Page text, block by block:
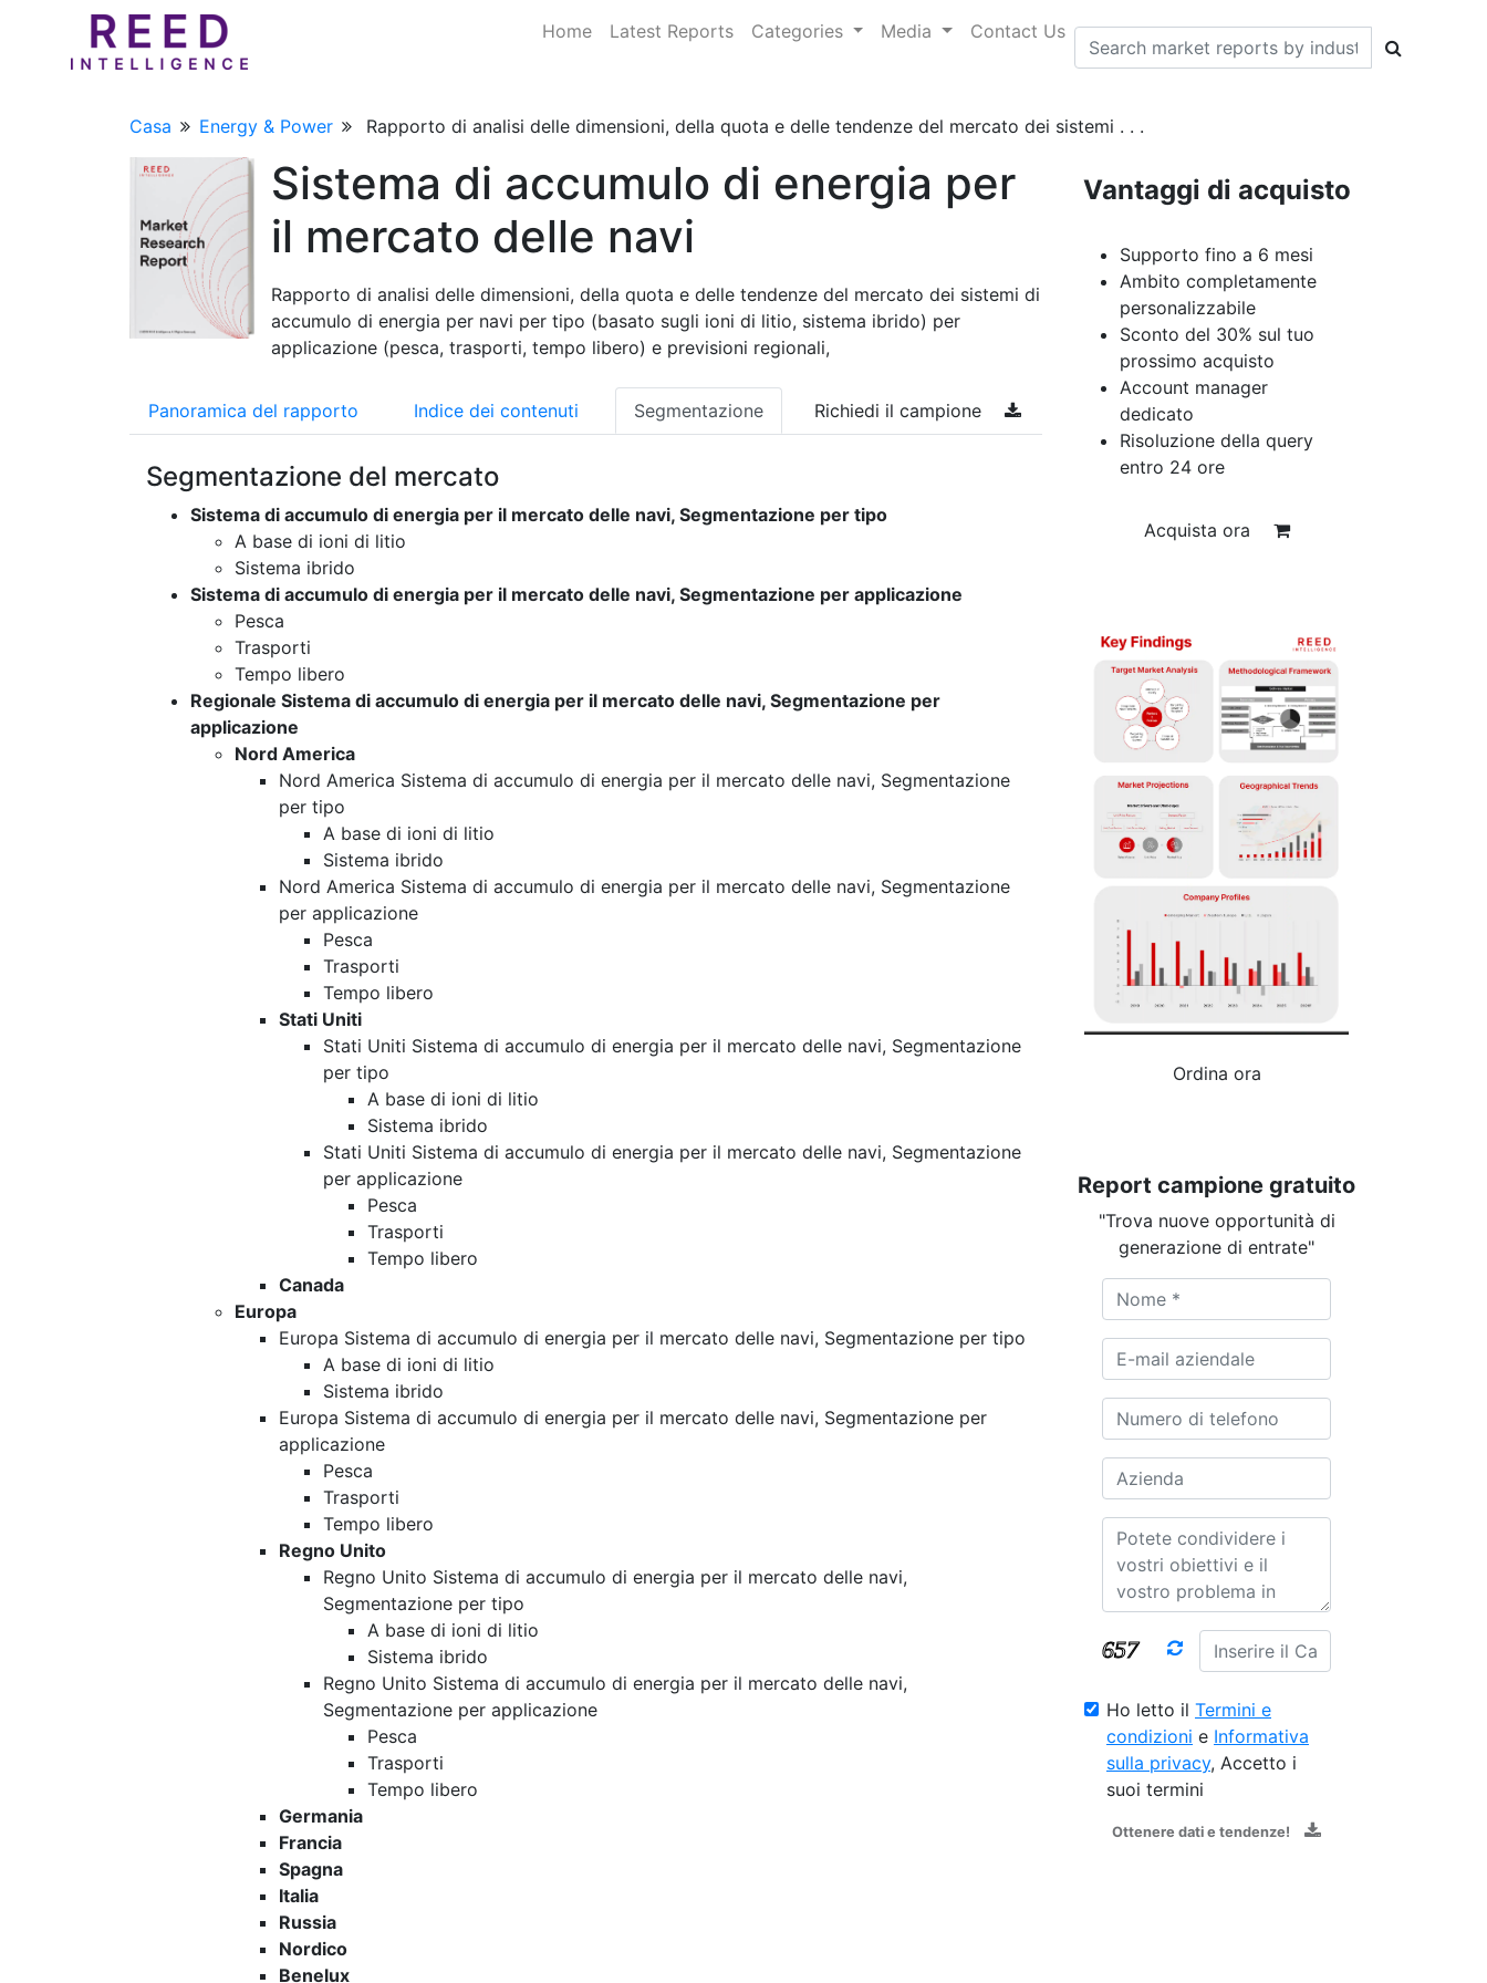
Home Latest Reports Categories Media Contact Us
Casa Energy & Power Rapporto di analisi delle dimensioni, della quota e delle tendenze del mercato dei sistemi . . .
Sistema di accumulo di energia per
il mercato delle navi
Rapporto di analisi delle dimensioni, della quota e delle tendenze del mercato dei sistemi di
accumulo di energia per navi per tipo (basato sugli ioni di litio, sistema ibrido) per
applicazione (pesca, trasporti, tempo libero) e previsioni regionali,
Panoramica del rapporto Indice dei contenuti Segmentazione Richiedi il campione
Segmentazione del mercato
Sistema di accumulo di energia per il mercato delle navi, Segmentazione per tipo
A base di ioni di litio
Sistema ibrido
Sistema di accumulo di energia per il mercato delle navi, Segmentazione per applicazione
Pesca
Trasporti
Tempo libero
Regionale Sistema di accumulo di energia per il mercato delle navi, Segmentazione per
applicazione
Nord America
Nord America Sistema di accumulo di energia per il mercato delle navi, Segmentazione
per tipo
A base di ioni di litio
Sistema ibrido
Nord America Sistema di accumulo di energia per il mercato delle navi, Segmentazione
per applicazione
Pesca
Trasporti
Tempo libero
Stati Uniti
Stati Uniti Sistema di accumulo di energia per il mercato delle navi, Segmentazione
per tipo
A base di ioni di litio
Sistema ibrido
Stati Uniti Sistema di accumulo di energia per il mercato delle navi, Segmentazione
per applicazione
Pesca
Trasporti
Tempo libero
Canada
Europa
Europa Sistema di accumulo di energia per il mercato delle navi, Segmentazione per tipo
A base di ioni di litio
Sistema ibrido
Europa Sistema di accumulo di energia per il mercato delle navi, Segmentazione per
applicazione
Pesca
Trasporti
Tempo libero
Regno Unito
Regno Unito Sistema di accumulo di energia per il mercato delle navi,
Segmentazione per tipo
A base di ioni di litio
Sistema ibrido
Regno Unito Sistema di accumulo di energia per il mercato delle navi,
Segmentazione per applicazione
Pesca
Trasporti
Tempo libero
Germania
Francia
Spagna
Italia
Russia
Nordico
Benelux
Vantaggi di acquisto
Supporto fino a 6 mesi
Ambito completamente
personalizzabile
Sconto del 30% sul tuo
prossimo acquisto
Account manager
dedicato
Risoluzione della query
entro 24 ore
Acquista ora
Ordina ora
Report campione gratuito
"Trova nuove opportunità di
generazione di entrate"
Ho letto il Termini e
condizioni e Informativa
sulla privacy, Accetto i
suoi termini
Ottenere dati e tendenze!